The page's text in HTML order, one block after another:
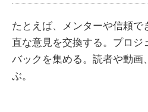
たとえば、メンターや信頼で
直な意見を交換する。プロジ
バックを集める。読者や動画
ぶ。